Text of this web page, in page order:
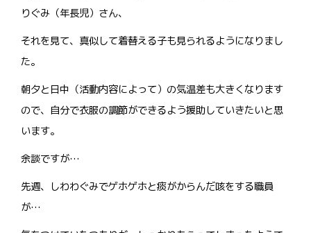
りぐみ（年長児）さん、
それを見て、真似して着替える子も見られるようになりまし
た。
朝夕と日中（活動内容によって）の気温差も大きくなります
ので、自分で衣服の調節ができるよう援助していきたいと思
います。
余談ですが…
先週、しわわぐみでゲホゲホと痰がからんだ咳をする職員
が…